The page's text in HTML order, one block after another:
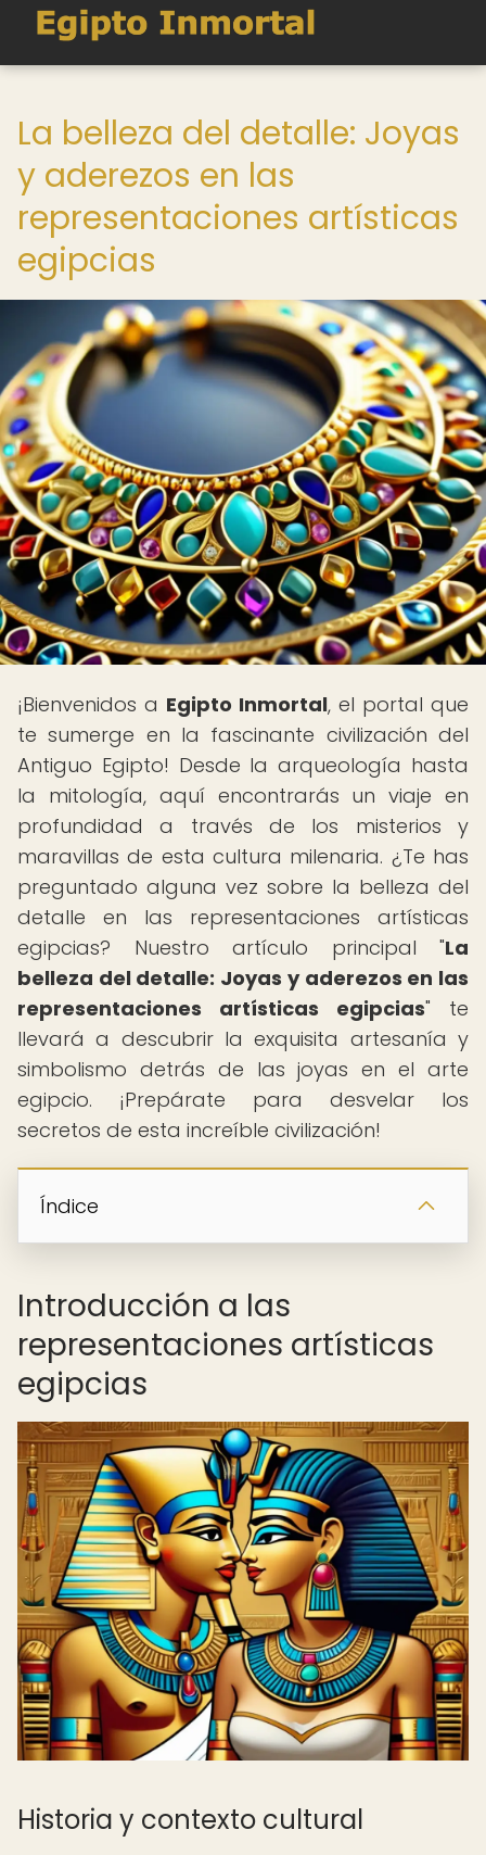
La belleza del detalle: Joyas
y aderezos en las
representaciones artísticas
egipcias
¡Bienvenidos a Egipto Inmortal, el portal que
te sumerge en la fascinante civilización del
Antiguo Egipto! Desde la arqueología hasta
la mitología, aquí encontrarás un viaje en
profundidad a través de los misterios y
maravillas de esta cultura milenaria. ¿Te has
preguntado alguna vez sobre la belleza del
detalle en las representaciones artísticas
egipcias? Nuestro artículo principal "La
belleza del detalle: Joyas y aderezos en las
representaciones artísticas egipcias" te
llevará a descubrir la exquisita artesanía y
simbolismo detrás de las joyas en el arte
egipcio. ¡Prepárate para desvelar los
secretos de esta increíble civilización!
Índice
Introducción a las
representaciones artísticas
egipcias
Historia y contexto cultural